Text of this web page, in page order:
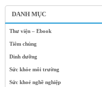
DANH MỤC
Thư viện – Ebook
Tiêm chủng
Dinh dưỡng
Sức khỏe môi trường
Sức khoẻ nghề nghiệp